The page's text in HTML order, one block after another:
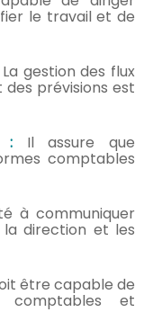
le travail et de
La gestion des flux
prévisions est
: Il assure que
comptables
à communiquer
la direction et les
être capable de
comptables et